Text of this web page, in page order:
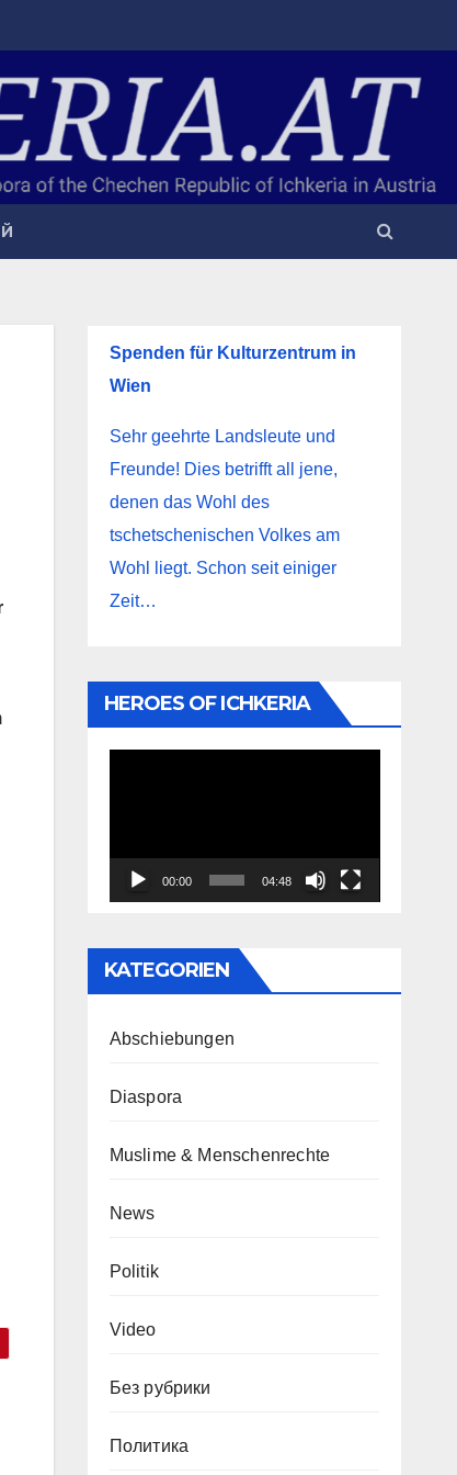
Spenden für Kulturzentrum in
Wien
Sehr geehrte Landsleute und
Freunde! Dies betrifft all jene,
denen das Wohl des
tschetschenischen Volkes am
Wohl liegt. Schon seit einiger
Zeit…
HEROES OF ICHKERIA
00:00 04:48
KATEGORIEN
Abschiebungen
Diaspora
Muslime & Menschenrechte
News
Politik
Video
Без рубрики
Политика